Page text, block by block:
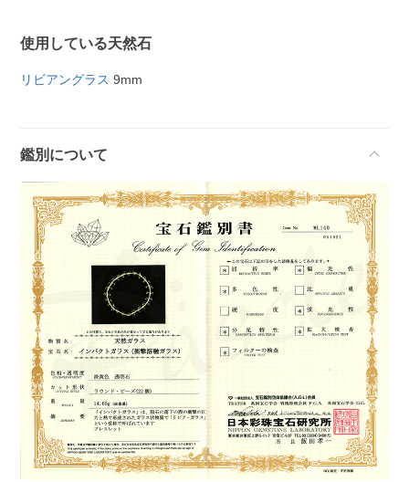
使用している天然石
リビアングラス 9mm
鑑別について